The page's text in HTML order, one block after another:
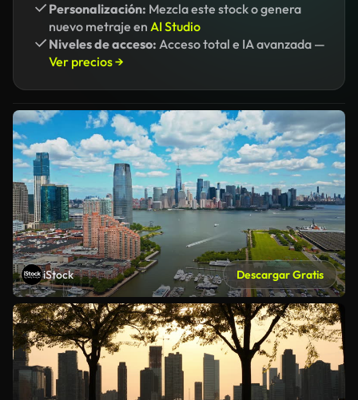
Personalización: Mezcla este stock o genera
nuevo metraje en AI Studio
Niveles de acceso: Acceso total e IA avanzada —
Ver precios →
iStock Descargar Gratis